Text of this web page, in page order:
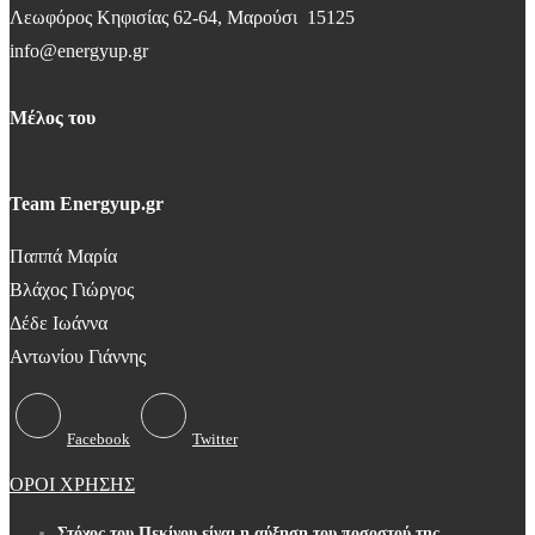
Λεωφόρος Κηφισίας 62-64, Μαρούσι 15125
info@energyup.gr
Μέλος του
Team Energyup.gr
Παππά Μαρία
Βλάχος Γιώργος
Δέδε Ιωάννα
Αντωνίου Γιάννης
Facebook Twitter
ΟΡΟΙ ΧΡΗΣΗΣ